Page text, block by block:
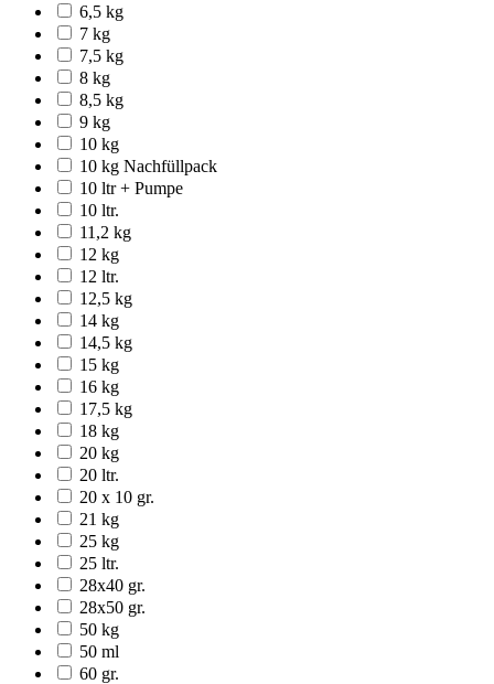
6,5 kg
7 kg
7,5 kg
8 kg
8,5 kg
9 kg
10 kg
10 kg Nachfüllpack
10 ltr + Pumpe
10 ltr.
11,2 kg
12 kg
12 ltr.
12,5 kg
14 kg
14,5 kg
15 kg
16 kg
17,5 kg
18 kg
20 kg
20 ltr.
20 x 10 gr.
21 kg
25 kg
25 ltr.
28x40 gr.
28x50 gr.
50 kg
50 ml
60 gr.